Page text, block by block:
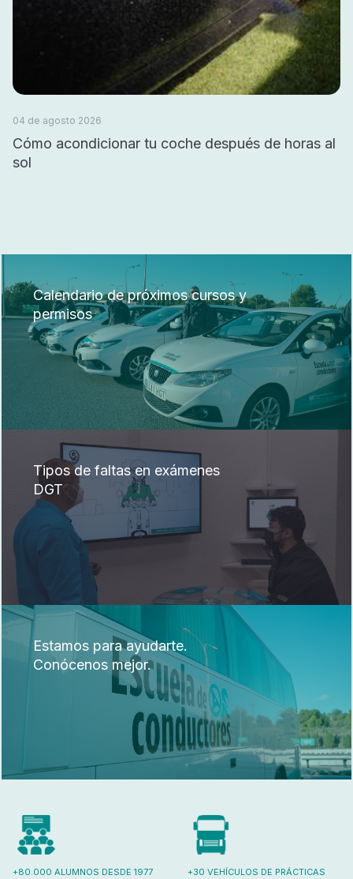
04 de agosto 2026
Cómo acondicionar tu coche después de horas al
sol
Calendario de próximos cursos y
permisos
Tipos de faltas en exámenes
DGT
Estamos para ayudarte.
Conócenos mejor.
+80.000 ALUMNOS DESDE 1977 +30 VEHÍCULOS DE PRÁCTICAS